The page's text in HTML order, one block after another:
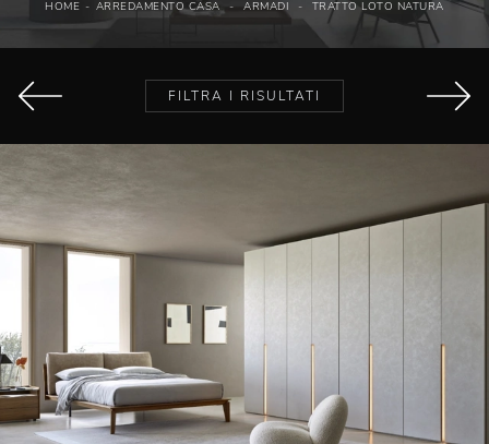
HOME - ARREDAMENTO CASA - ARMADI - TRATTO LOTO NATURA
FILTRA I RISULTATI